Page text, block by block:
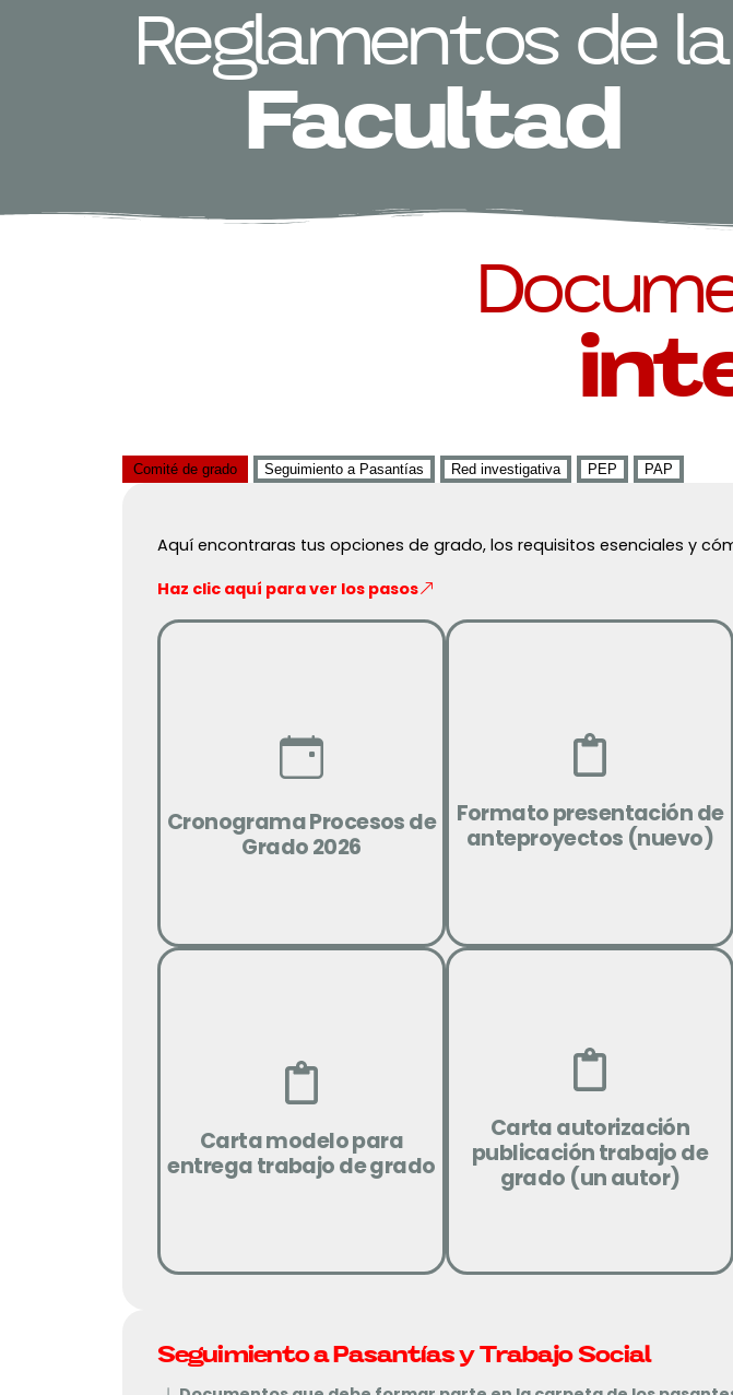
Reglamentos de la
Facultad
Comité de grado Seguimiento a Pasantías Red investigativa PEP PAP
Aquí encontraras tus opciones de grado, los requisitos esenciales y
Haz clic aquí para ver los pasos
Cronograma Procesos de
Grado 2026
Ver
Formato presentación de
anteproyectos (nuevo)
Carta modelo para
entrega trabajo de grado
Carta autorización
publicación trabajo de
grado (un autor)
Seguimiento a Pasantías y Trabajo Social